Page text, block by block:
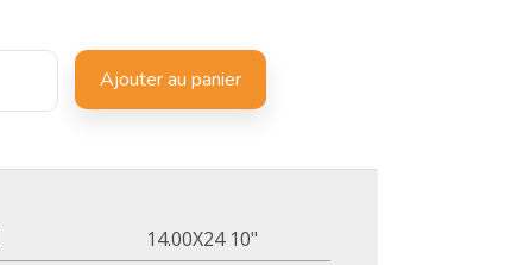
Ajouter au panier
14.00X24 10"